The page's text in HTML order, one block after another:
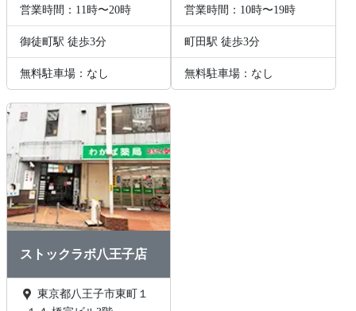
営業時間：11時〜20時
御徒町駅 徒歩3分
無料駐車場：なし
営業時間：10時〜19時
町田駅 徒歩3分
無料駐車場：なし
ストックラボ八王子店